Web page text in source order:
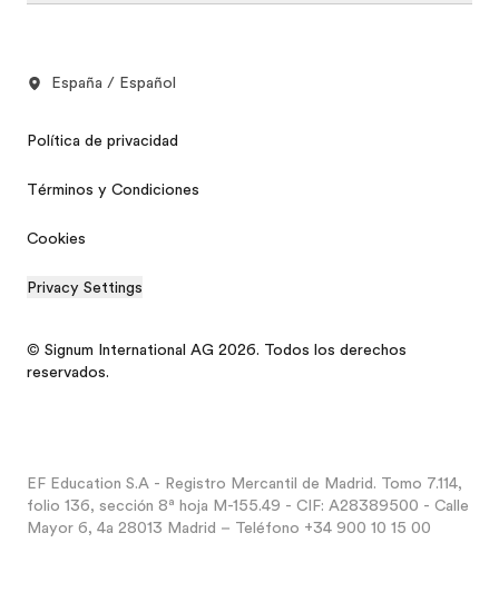
España / Español
Política de privacidad
Términos y Condiciones
Cookies
Privacy Settings
© Signum International AG 2026. Todos los derechos
reservados.
EF Education S.A - Registro Mercantil de Madrid. Tomo 7.114,
folio 136, sección 8ª hoja M-155.49 - CIF: A28389500 - Calle
Mayor 6, 4a 28013 Madrid – Teléfono +34 900 10 15 00